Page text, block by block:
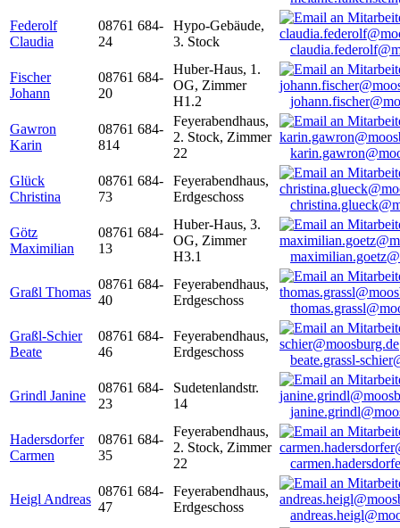
Federolf
Claudia
08761 684-
24
Hypo-Gebäude,
3. Stock
Fischer
Johann
08761 684-
20
Huber-Haus, 1.
OG, Zimmer
H1.2
Gawron
Karin
08761 684-
814
Feyerabendhaus,
2. Stock, Zimmer
22
Glück
Christina
08761 684-
73
Feyerabendhaus,
Erdgeschoss
Götz
Maximilian
08761 684-
13
Huber-Haus, 3.
OG, Zimmer
H3.1
Graßl Thomas
08761 684-
40
Feyerabendhaus,
Erdgeschoss
Graßl-Schier
Beate
08761 684-
46
Feyerabendhaus,
Erdgeschoss
beate.grassl-
Grindl Janine
08761 684-
23
Sudetenlandstr.
14
Hadersdorfer
Carmen
08761 684-
35
Feyerabendhaus,
2. Stock, Zimmer
22
Heigl Andreas
08761 684-
47
Feyerabendhaus,
Erdgeschoss